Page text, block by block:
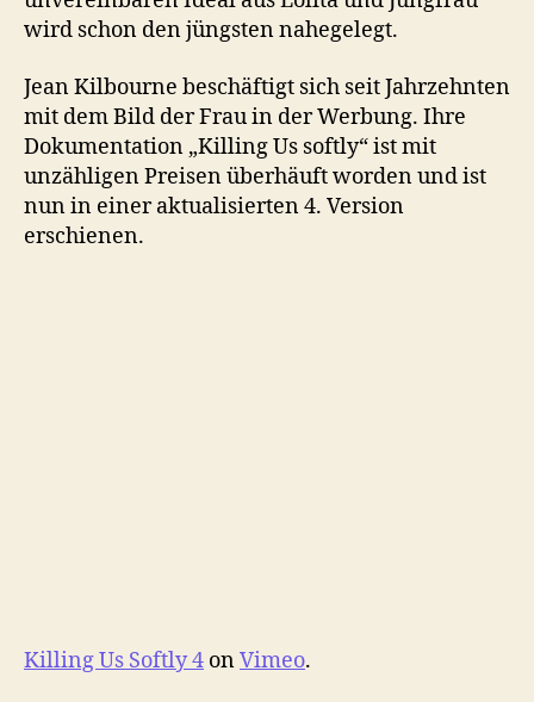
wird schon den jüngsten nahegelegt.
Jean Kilbourne beschäftigt sich seit Jahrzehnten
mit dem Bild der Frau in der Werbung. Ihre
Dokumentation „Killing Us softly“ ist mit
unzähligen Preisen überhäuft worden und ist
nun in einer aktualisierten 4. Version
erschienen.
Killing Us Softly 4 onVimeo.